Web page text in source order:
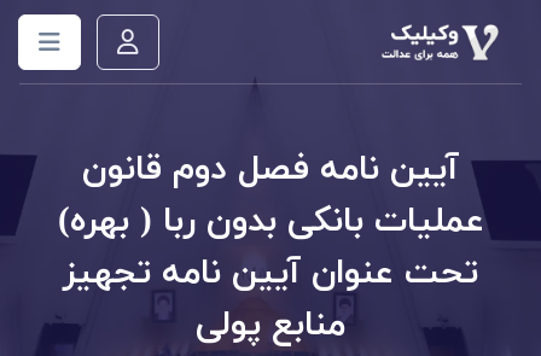
آیین نامه فصل دوم قانون
عملیات بانکی بدون ربا ( بهره)
تحت عنوان آیین نامه تجهیز
منابع پولی